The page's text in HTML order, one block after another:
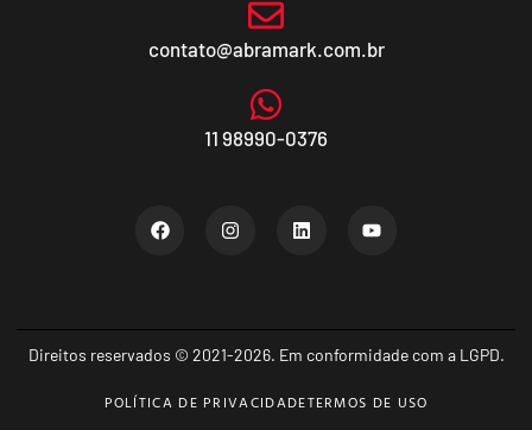
contato@abramark.com.br
11 98990-0376
Direitos reservados © 2021-2026. Em conformidade com a LGPD.
POLÍTICA DE PRIVACIDADETERMOS DE USO